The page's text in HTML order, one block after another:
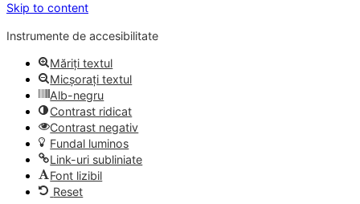
Skip to content
Instrumente de accesibilitate
Măriți textul
Micșorați textul
Alb-negru
Contrast ridicat
Contrast negativ
Fundal luminos
Link-uri subliniate
Font lizibil
Reset